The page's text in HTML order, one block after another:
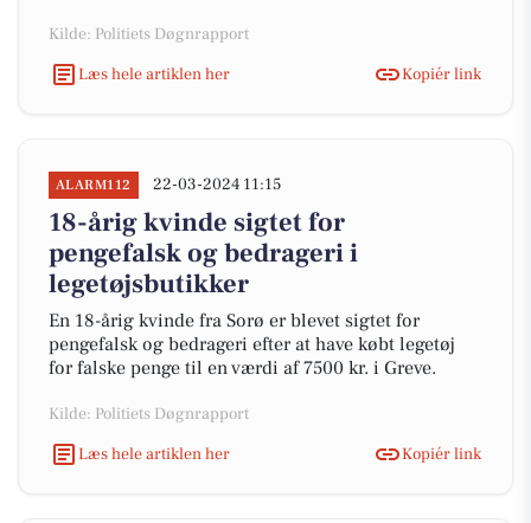
Kilde: Politiets Døgnrapport
Læs hele artiklen her
Kopiér link
ALARM112 22-03-2024 11:15
18-årig kvinde sigtet for
pengefalsk og bedrageri i
legetøjsbutikker
En 18-årig kvinde fra Sorø er blevet sigtet for
pengefalsk og bedrageri efter at have købt legetøj
for falske penge til en værdi af 7500 kr. i Greve.
Kilde: Politiets Døgnrapport
Læs hele artiklen her
Kopiér link